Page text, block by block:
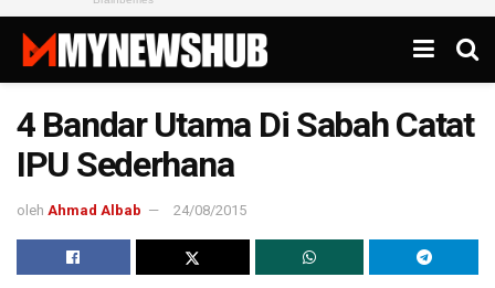
4 Bandar Utama Di Sabah Catat
IPU Sederhana
oleh Ahmad Albab 24/08/2015